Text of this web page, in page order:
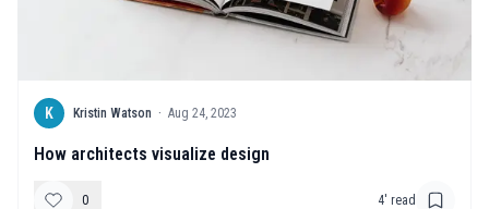
K Kristin Watson · Aug 24, 2023
How architects visualize design
0 4' read